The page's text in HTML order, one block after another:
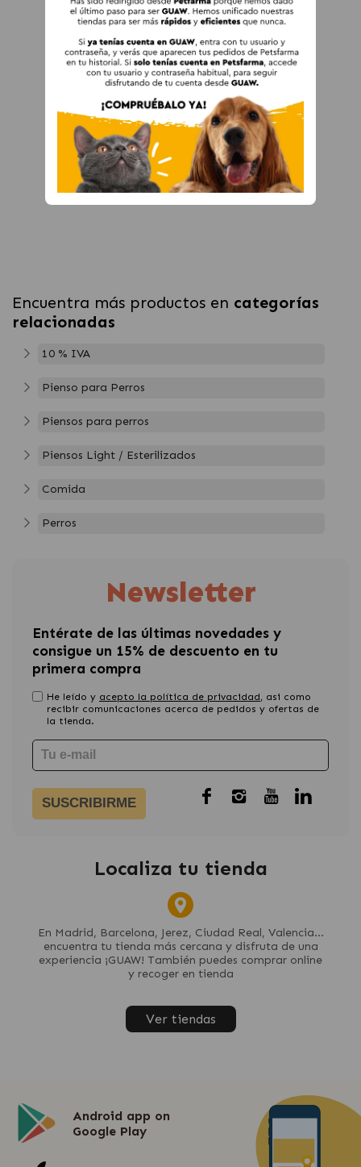
Encuentra más productos en categorías
relacionadas
10 % IVA
Pienso para Perros
Piensos para perros
Piensos Light / Esterilizados
Comida
Perros
Newsletter
Entérate de las últimas novedades y
consigue un 15% de descuento en tu
primera compra
He leído y acepto la política de privacidad, asi como
recibir comunicaciones acerca de pedidos y ofertas de
la tienda.
SUSCRIBIRME
Localiza tu tienda
En Madrid, Barcelona, Jerez, Ciudad Real, Valencia...
encuentra tu tienda más cercana y disfruta de una
experiencia ¡GUAW! También puedes comprar online
y recoger en tienda
Ver tiendas
Android app on
Google Play